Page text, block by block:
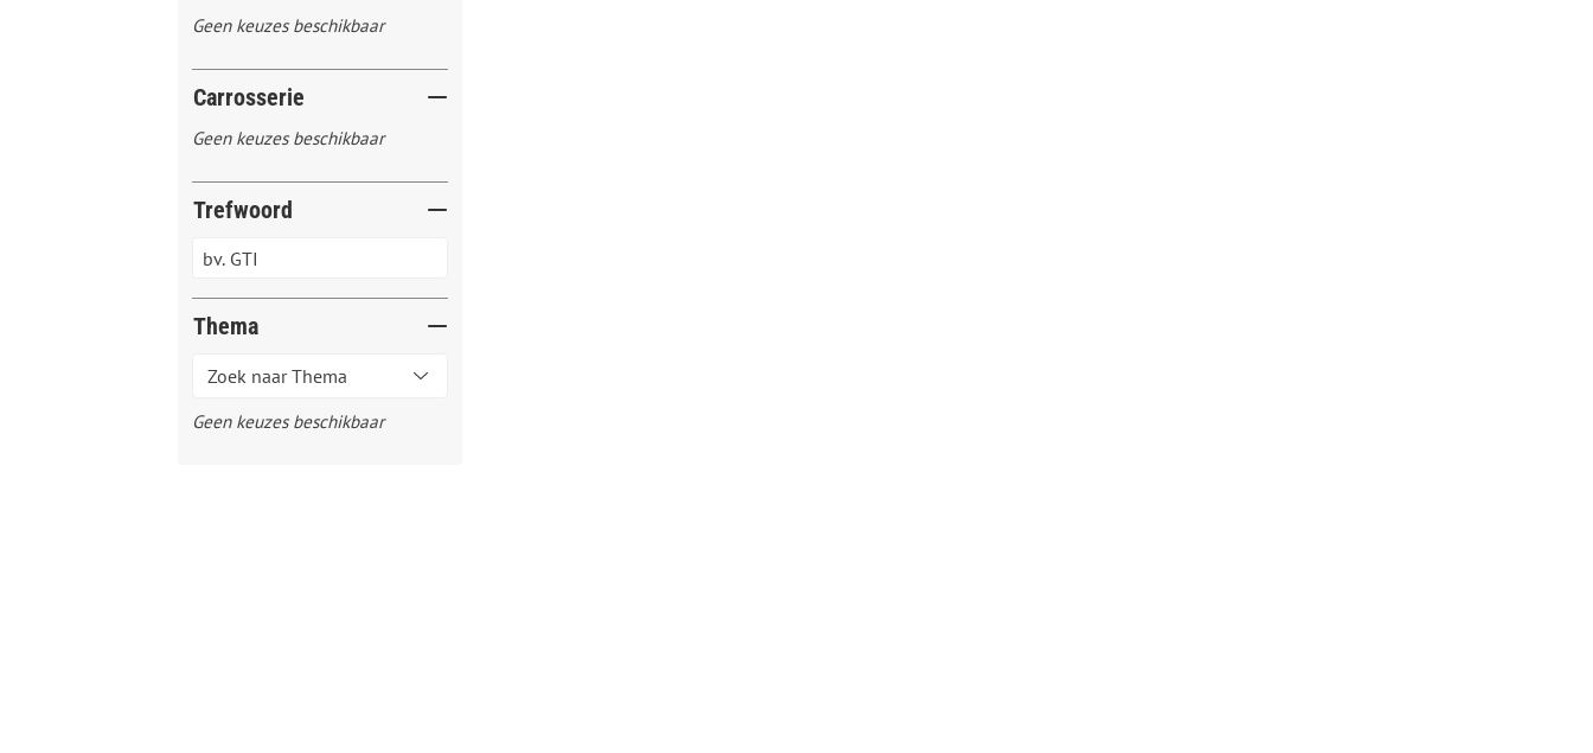
Geen keuzes beschikbaar
Carrosserie
Geen keuzes beschikbaar
Trefwoord
Thema
Geen keuzes beschikbaar